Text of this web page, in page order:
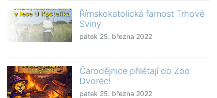
Římskokatolická farnost Trhové
Sviny
pátek 25. března 2022
Čarodějnice přilétají do Zoo
Dvorec!
pátek 25. března 2022